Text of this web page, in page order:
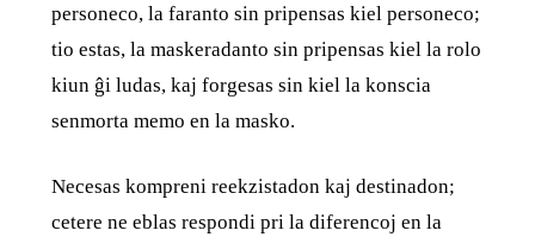
personeco, la faranto sin pripensas kiel personeco;
tio estas, la maskeradanto sin pripensas kiel la rolo
kiun ĝi ludas, kaj forgesas sin kiel la konscia
senmorta memo en la masko.
Necesas kompreni reekzistadon kaj destinadon;
cetere ne eblas respondi pri la diferencoj en la